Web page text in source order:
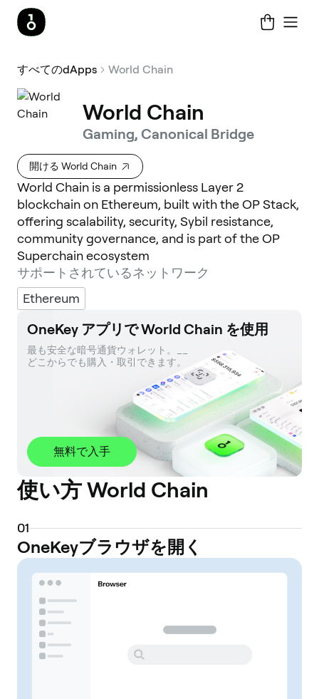
すべてのdApps World Chain
World Chain
Gaming, Canonical Bridge
開ける World Chain
World Chain is a permissionless Layer 2
blockchain on Ethereum, built with the OP Stack,
offering scalability, security, Sybil resistance,
community governance, and is part of the OP
Superchain ecosystem
サポートされているネットワーク
Ethereum
OneKey アプリで World Chain を使用
最も安全な暗号通貨ウォレット。__
どこからでも購入・取引できます。
無料で入手
使い方 World Chain
01
OneKeyブラウザを開く